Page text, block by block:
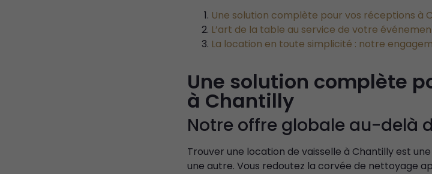
Une solution complète pour vos réceptions à
L’art de la table au service de votre
La location en toute simplicité : notre
Une solution complète
à Chantilly
Notre offre globale au-delà
Trouver une location de vaisselle à Chantilly est
une autre. Vous redoutez la corvée de nettoyage